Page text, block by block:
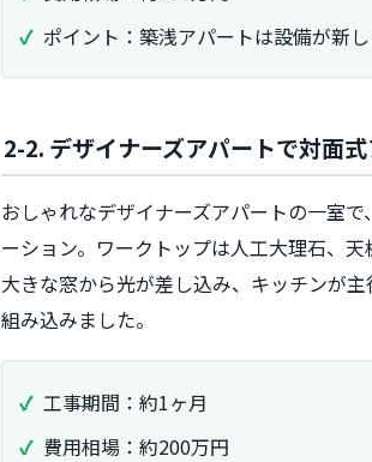
ポイント：築浅アパートは設備が新
2-2. デザイナーズアパートで対面
おしゃれなデザイナーズアパートの一室
ーション。ワークトップは人工大理石、天
大きな窓から光が差し込み、キッチンが
組み込みました。
工事期間：約1ヶ月
費用相場：約200万円